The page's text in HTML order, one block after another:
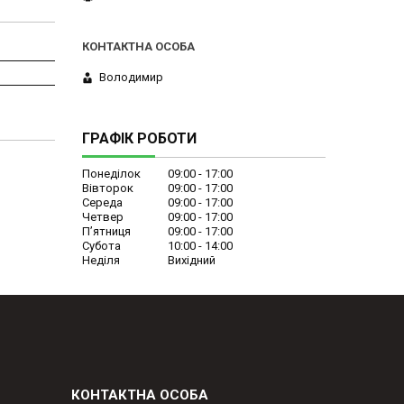
Володимир
ГРАФІК РОБОТИ
Понеділок 09:00
17:00
Вівторок
09:00
17:00
Середа
09:00
17:00
Четвер
09:00
17:00
Пʼятниця
09:00
17:00
Субота
10:00
14:00
Неділя
Вихідний